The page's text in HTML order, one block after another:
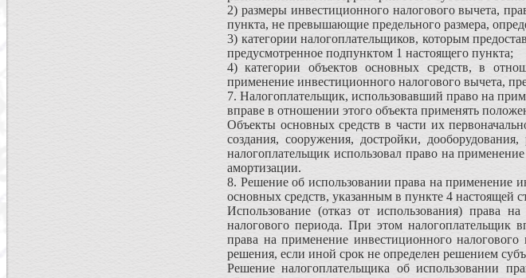
2) размеры инвестиционного налогового вычета,
пункта, не превышающие предельного размера,
3) категории налогоплательщиков, которым
предусмотренное подпунктом 1 настоящего пункта;
4) категории объектов основных средств, в
применение инвестиционного налогового вычета,
7. Налогоплательщик, использовавший право на
вправе в отношении этого объекта применять
Объекты основных средств в части их
создания, сооружения, достройки,
налогоплательщик использовал право на
амортизации.
8. Решение об использовании права на применение
основных средств, указанным в пункте 4 настоящей
Использование (отказ от использования) права
налогового периода. При этом налогоплательщик
права на применение инвестиционного
решения, если иной срок не определен решением
Решение налогоплательщика об использовании